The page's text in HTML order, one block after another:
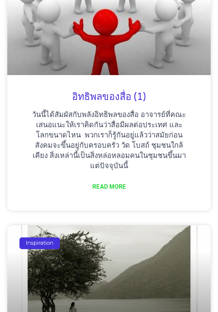
อิทธิพลของสื่อ (1)
วันนี้ได้สัมผัสกับพลังอิทธิพลของสื่อ อาจารย์ที่คณะ
เสนอแนะให้เราคิดกันว่าสื่อมีผลต่อประเทศ และ
โลกขนาดไหน พวกเราก็รู้กันอยู่แล้วว่าสมัยก่อน
สังคมจะขึ้นอยู่กับครอบครัว วัด โบสถ์ ชุมชนใกล้
เคียง สิ่งเหล่านี้เป็นสิ่งหล่อหลอมคนในชุมชนขึ้นมา
แต่ปัจจุบันนี้
READ MORE
Inspiration